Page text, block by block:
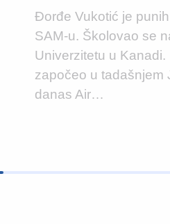
Đorđe Vukotić je
SAM-u. Školovao se
Univerzitetu u Kanadi.
započeo u tadašnjem
danas Air…